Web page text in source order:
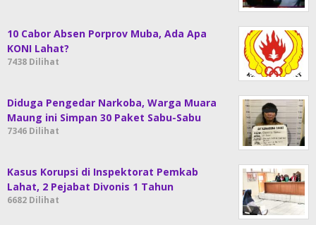
10 Cabor Absen Porprov Muba, Ada Apa
KONI Lahat?
7438 Dilihat
Diduga Pengedar Narkoba, Warga Muara
Maung ini Simpan 30 Paket Sabu-Sabu
7346 Dilihat
Kasus Korupsi di Inspektorat Pemkab
Lahat, 2 Pejabat Divonis 1 Tahun
6682 Dilihat